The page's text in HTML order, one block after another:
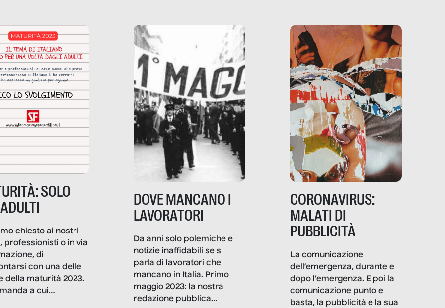
la nostra vita
come.
SOLO
chiesto ai nostri
professionisti o in via
di
con una delle
della maturità 2023.
a cui
DOVE MANCANO I
LAVORATORI
Da anni solo polemiche e
notizie inaffidabili se si
parla di lavoratori che
mancano in Italia. Primo
maggio 2023: la nostra
redazione pubblica
CORONAVIRUS:
MALATI DI
PUBBLICITÀ
La comunicazione
dell’emergenza, durante e
dopo l’emergenza. E poi la
comunicazione punto e
basta, la pubblicità e la sua